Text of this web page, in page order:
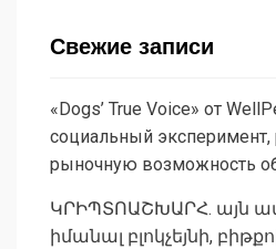
Свежие записи
«Dogs’ True Voice» от
социальный
рыночную возможность
ԿՐԻՊՏՈԱՇԽԱՐՀ. այն
իմանալ բլոկչեյնի,